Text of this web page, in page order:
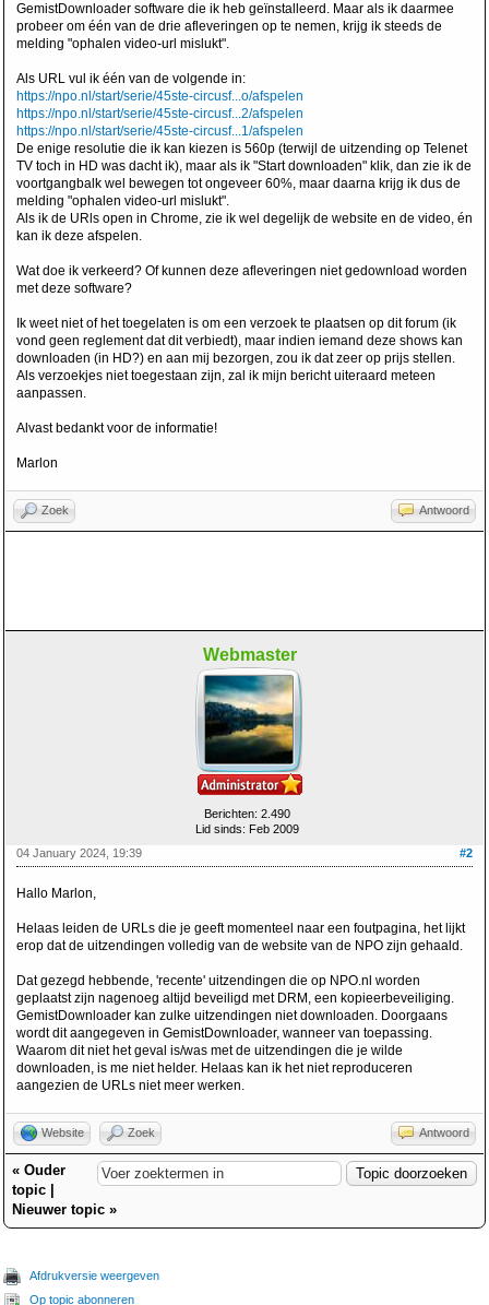
GemistDownloader software die ik heb geïnstalleerd. Maar als ik daarmee
probeer om één van de drie afleveringen op te nemen, krijg ik steeds de
melding "ophalen video-url mislukt".
Als URL vul ik één van de volgende in:
https://npo.nl/start/serie/45ste-circusf...o/afspelen
https://npo.nl/start/serie/45ste-circusf...2/afspelen
https://npo.nl/start/serie/45ste-circusf...1/afspelen
De enige resolutie die ik kan kiezen is 560p (terwijl de uitzending op Telenet
TV toch in HD was dacht ik), maar als ik "Start downloaden" klik, dan zie ik de
voortgangbalk wel bewegen tot ongeveer 60%, maar daarna krijg ik dus de
melding "ophalen video-url mislukt".
Als ik de URls open in Chrome, zie ik wel degelijk de website en de video, én
kan ik deze afspelen.
Wat doe ik verkeerd? Of kunnen deze afleveringen niet gedownload worden
met deze software?
Ik weet niet of het toegelaten is om een verzoek te plaatsen op dit forum (ik
vond geen reglement dat dit verbiedt), maar indien iemand deze shows kan
downloaden (in HD?) en aan mij bezorgen, zou ik dat zeer op prijs stellen.
Als verzoekjes niet toegestaan zijn, zal ik mijn bericht uiteraard meteen
aanpassen.
Alvast bedankt voor de informatie!
Marlon
Zoek Antwoord
Webmaster
Berichten: 2.490
Lid sinds: Feb 2009
#2
04 January 2024, 19:39
Hallo Marlon,
Helaas leiden de URLs die je geeft momenteel naar een foutpagina, het lijkt
erop dat de uitzendingen volledig van de website van de NPO zijn gehaald.
Dat gezegd hebbende, 'recente' uitzendingen die op NPO.nl worden
geplaatst zijn nagenoeg altijd beveiligd met DRM, een kopieerbeveiliging.
GemistDownloader kan zulke uitzendingen niet downloaden. Doorgaans
wordt dit aangegeven in GemistDownloader, wanneer van toepassing.
Waarom dit niet het geval is/was met de uitzendingen die je wilde
downloaden, is me niet helder. Helaas kan ik het niet reproduceren
aangezien de URLs niet meer werken.
Website Zoek Antwoord
« Ouder
topic
Nieuwer topic »
Afdrukversie weergeven
Op topic abonneren